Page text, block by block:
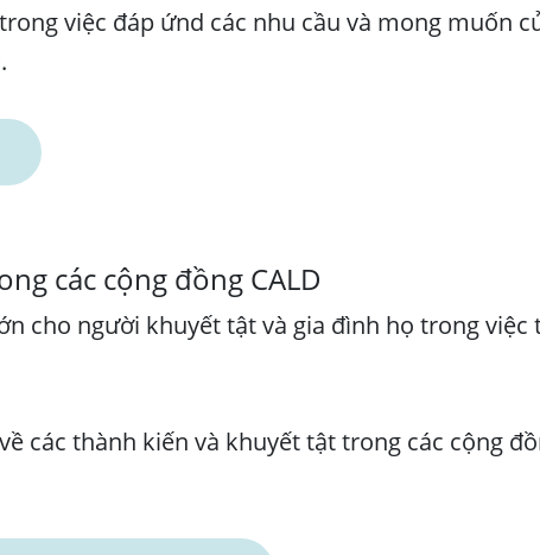
việc đáp ứnd các nhu cầu và mong muốn
các cộng đồng CALD
cho người khuyết tật và gia đình họ trong việc
các thành kiến và khuyết tật trong các cộng